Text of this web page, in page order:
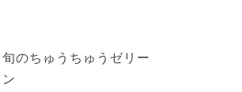
のちゅうちゅうゼリー